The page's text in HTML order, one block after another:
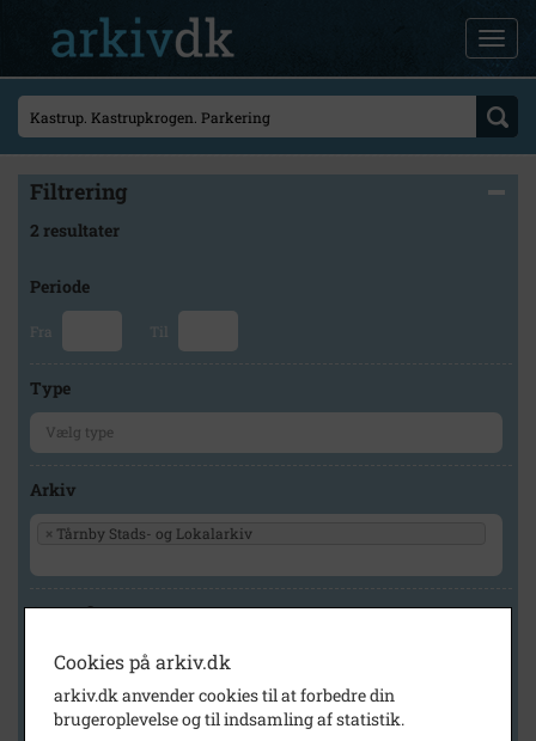
Filtrering
2 resultater
Periode
Fra Til
Type
Arkiv
× Tårnby Stads- og Lokalarkiv
Geografi
Generelt
Cookies på arkiv.dk
arkiv.dk anvender cookies til at forbedre din
brugeroplevelse og til indsamling af statistik.